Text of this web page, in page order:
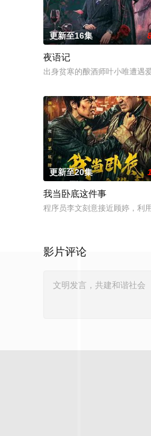
更新至16集
夜语记
出身贫寒的酿酒师叶小唯遭遇
更新至20集
我当卧底这件事
程序员李文刻意接近顾婷，利
影片评论